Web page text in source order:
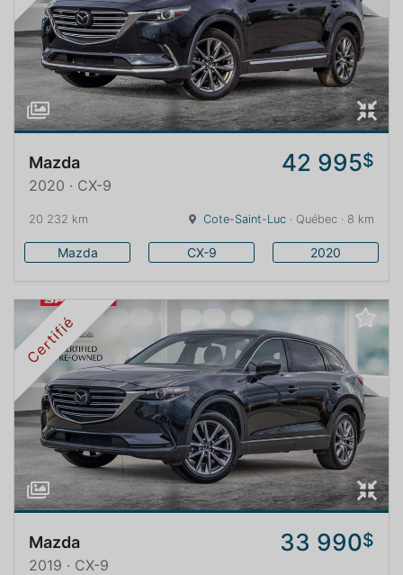
Mazda 42 995$
2020 · CX-9
20 232 km Cote-Saint-Luc · Québec · 8 km
Mazda CX-9 2020
Certifié
Mazda 33 990$
2019 · CX-9